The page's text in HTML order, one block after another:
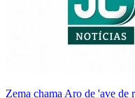
Zema chama Aro de 'ave de